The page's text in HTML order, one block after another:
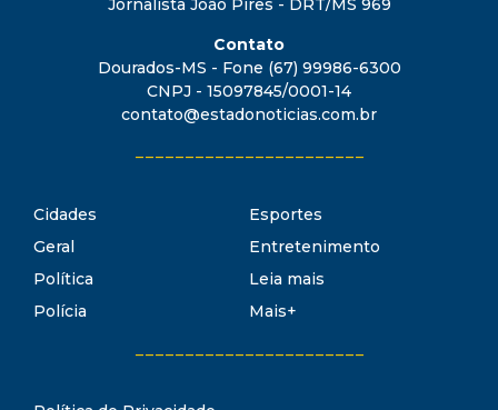
Jornalista João Pires - DRT/MS 969
Contato
Dourados-MS - Fone (67) 99986-6300
CNPJ - 15097845/0001-14
contato@estadonoticias.com.br
Cidades
Geral
Política
Polícia
Esportes
Entretenimento
Leia mais
Mais+